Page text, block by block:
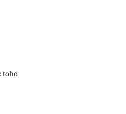
toho